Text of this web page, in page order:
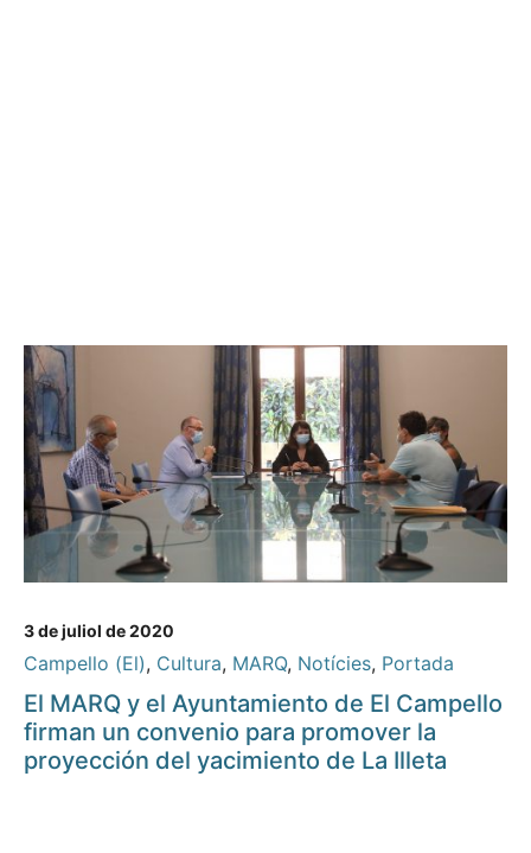
3 de juliol de 2020
Campello (El), Cultura, MARQ, Notícies, Portada
El MARQ y el Ayuntamiento de El Campello
firman un convenio para promover la
proyección del yacimiento de La Illeta